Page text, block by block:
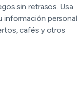
sin retrasos. Usa
información personal
cafés y otros